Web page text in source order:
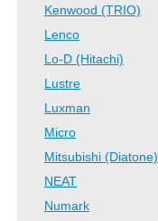
Kenwood (TRIO)
Lenco
Lo-D (Hitachi)
Lustre
Luxman
Micro
Mitsubishi (Diatone)
NEAT
Numark